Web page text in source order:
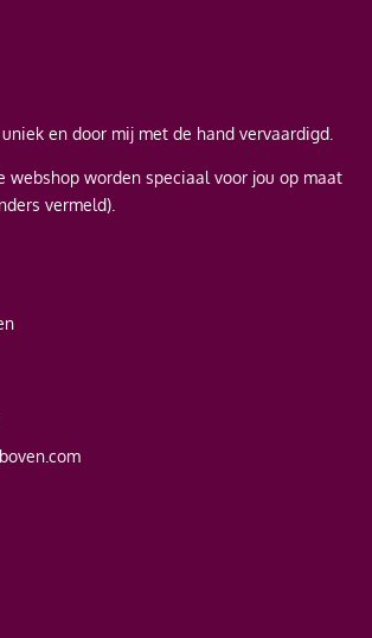
en door mij met de hand vervaardigd.
webshop worden speciaal voor jou op maat
vermeld).